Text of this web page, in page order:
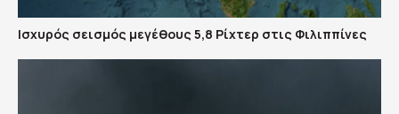
Ισχυρός σεισμός μεγέθους 5,8 Ρίχτερ στις Φιλιππίνες